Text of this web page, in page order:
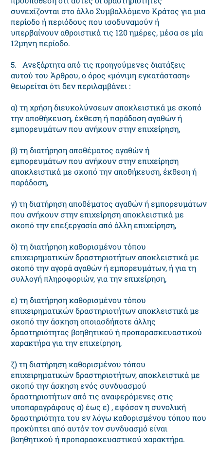
συνεχίζονται στο άλλο Συμβαλλόμενο Κράτος για μια
περίοδο ή περιόδους που ισοδυναμούν ή
υπερβαίνουν αθροιστικά τις 120 ημέρες, μέσα σε μία
12μηνη περίοδο.
5. Ανεξάρτητα από τις προηγούμενες διατάξεις
αυτού του Άρθρου, ο όρος «μόνιμη εγκατάσταση»
θεωρείται ότι δεν περιλαμβάνει :
α) τη χρήση διευκολύνσεων αποκλειστικά με σκοπό
την αποθήκευση, έκθεση ή παράδοση αγαθών ή
εμπορευμάτων που ανήκουν στην επιχείρηση,
β) τη διατήρηση αποθέματος αγαθών ή
εμπορευμάτων που ανήκουν στην επιχείρηση
αποκλειστικά με σκοπό την αποθήκευση, έκθεση ή
παράδοση,
γ) τη διατήρηση αποθέματος αγαθών ή εμπορευμάτων
που ανήκουν στην επιχείρηση αποκλειστικά με
σκοπό την επεξεργασία από άλλη επιχείρηση,
δ) τη διατήρηση καθορισμένου τόπου
επιχειρηματικών δραστηριοτήτων αποκλειστικά με
σκοπό την αγορά αγαθών ή εμπορευμάτων, ή για τη
συλλογή πληροφοριών, για την επιχείρηση,
ε) τη διατήρηση καθορισμένου τόπου
επιχειρηματικών δραστηριοτήτων αποκλειστικά με
σκοπό την άσκηση οποιασδήποτε άλλης
δραστηριότητας βοηθητικού ή προπαρασκευαστικού
χαρακτήρα για την επιχείρηση,
ζ) τη διατήρηση καθορισμένου τόπου
επιχειρηματικών δραστηριοτήτων, αποκλειστικά με
σκοπό την άσκηση ενός συνδυασμού
δραστηριοτήτων από τις αναφερόμενες στις
υποπαραγράφους α) έως ε) , εφόσον η συνολική
δραστηριότητα του εν λόγω καθορισμένου τόπου που
προκύπτει από αυτόν τον συνδυασμό είναι
βοηθητικού ή προπαρασκευαστικού χαρακτήρα.